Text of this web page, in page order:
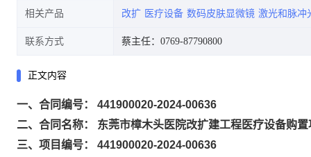
相关产品 改扩 医疗设备 数码皮肤显微镜 激光和脉冲
联系方式 蔡主任：0769-87790800
正文内容
一、合同编号： 441900020-2024-00636
二、合同名称： 东莞市樟木头医院改扩建工程医疗设备购置
三、项目编号： 441900020-2024-00636